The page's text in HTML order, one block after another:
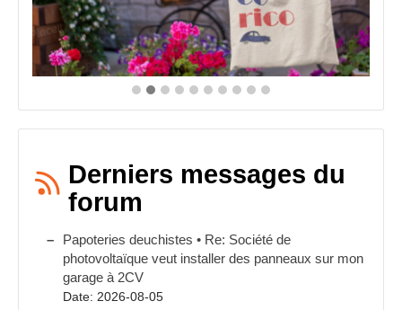
Derniers messages du
forum
Papoteries deuchistes • Re: Société de
photovoltaïque veut installer des panneaux sur mon
garage à 2CV
Date: 2026-08-05